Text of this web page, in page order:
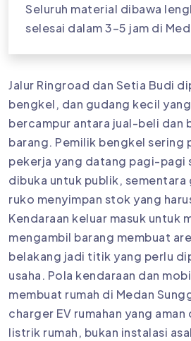
Seluruh material dibawa
selesai dalam 3–5 jam di
Jalur Ringroad dan Setia Budi
bengkel, dan gudang kecil
bercampur antara jual-beli dan
barang. Pemilik bengkel sering
pekerja yang datang pagi-pagi
dibuka untuk publik,
ruko menyimpan stok yang
Kendaraan keluar masuk untuk
mengambil barang membuat
belakang jadi titik yang perlu
usaha. Pola kendaraan dan
membuat rumah di Medan
charger EV rumahan yang
listrik rumah, bukan instalasi